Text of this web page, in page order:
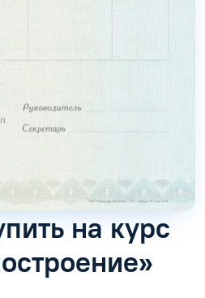
на курс